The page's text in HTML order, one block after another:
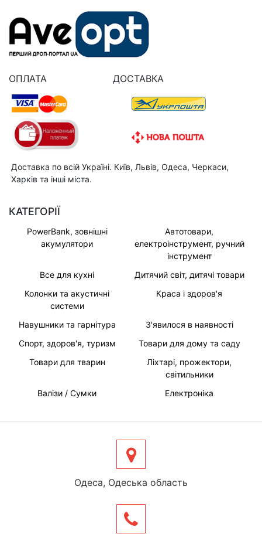
ОПЛАТА ДОСТАВКА
Доставка по всій Україні. Київ, Львів, Одеса, Черкаси,
Харків та інші міста.
КАТЕГОРІЇ
PowerBank, зовнішні
акумулятори
Автотовари,
електроінструмент, ручний
інструмент
Все для кухні
Дитячий світ, дитячі товари
Колонки та акустичні
системи
Краса і здоров'я
Навушники та гарнітура
З'явилося в наявності
Спорт, здоров'я, туризм
Товари для дому та саду
Товари для тварин
Ліхтарі, прожектори,
світильники
Валізи / Сумки
Електроніка
Одеса, Одеська область